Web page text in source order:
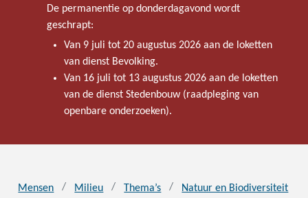
De permanentie op donderdagavond wordt
geschrapt:
Van 9 juli tot 20 augustus 2026 aan de loketten
van dienst Bevolking.
Van 16 juli tot 13 augustus 2026 aan de loketten
van de dienst Stedenbouw (raadpleging van
openbare onderzoeken).
Mensen Milieu Thema’s
Natuur en Biodiversiteit